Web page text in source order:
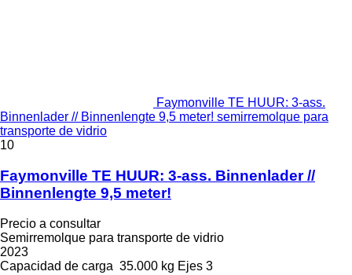
Faymonville TE HUUR: 3-ass.
Binnenlader // Binnenlengte 9,5 meter! semirremolque para
transporte de vidrio
10
Faymonville TE HUUR: 3-ass. Binnenlader //
Binnenlengte 9,5 meter!
Precio a consultar
Semirremolque para transporte de vidrio
2023
Capacidad de carga 35.000 kg Ejes 3